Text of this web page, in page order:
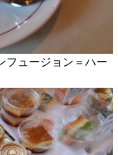
フュージョン＝ハー